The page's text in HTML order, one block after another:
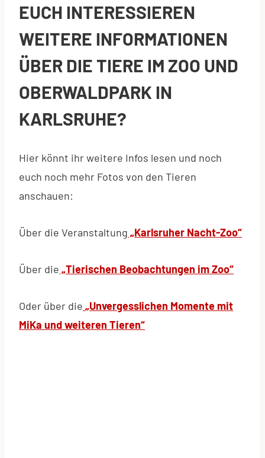
EUCH INTERESSIEREN
WEITERE INFORMATIONEN
ÜBER DIE TIERE IM ZOO UND
OBERWALDPARK IN
KARLSRUHE?
Hier könnt ihr weitere Infos lesen und noch
euch noch mehr Fotos von den Tieren
anschauen:
Über die Veranstaltung „Karlsruher Nacht-Zoo“
Über die „Tierischen Beobachtungen im Zoo“
Oder über die „Unvergesslichen Momente mit
MiKa und weiteren Tieren“